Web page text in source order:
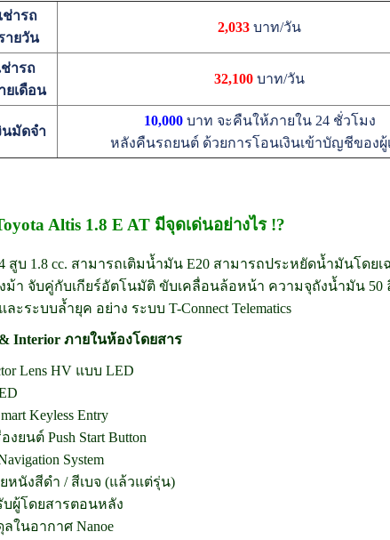
เช่ารถ
ายวัน
2,033 บาท/วัน
ช่ารถ
ยเดือน
32,100บาท/วัน
นมัดจำ
10,000บาท จะคืนให้ภายใน 24 ชั่วโมง
หลังคืนรถยนต์ ด้วยการโอนเงินเข้าบัญชีของผู้
Altis 1.8 E AT มีจุดเด่นอย่างไร !?
สูบ 1.8 cc. สามารถเติมน้ำมัน E20 สามารถประหยัดน้ำมันโดยเ
งม้า จับคู่กับเกียร์อัตโนมัติ ขับเคลื่อนล้อหน้า ความจุถังน้ำมัน
ระบบล้ำยุค อย่าง ระบบ T-Connect Telematics
Interior ภายในห้องโดยสาร
Lens HV แบบ LED
Keyless Entry
ยนต์ Push Start Button
System
หนังสีดำ / สีเบจ (แล้วแต่รุ่น)
ผู้โดยสารตอนหลัง
ในอากาศ Nanoe